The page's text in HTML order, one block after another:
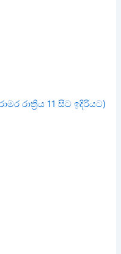
රාත්‍රිය 11 සිට ඉදිරියට)